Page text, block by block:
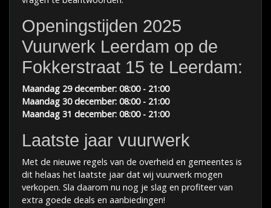
Openingstijden 2025
Vuurwerk Leerdam op de
Fokkerstraat 15 te Leerdam:
Maandag 29 december: 08:00 - 21:00
Maandag 30 december: 08:00 - 21:00
Maandag 31 december: 08:00 - 21:00
Laatste jaar vuurwerk
Met de nieuwe regels van de overheid en gemeentes is
dit helaas het laatste jaar dat wij vuurwerk mogen
verkopen. Sla daarom nu nog je slag en profiteer van
extra goede deals en aanbiedingen!